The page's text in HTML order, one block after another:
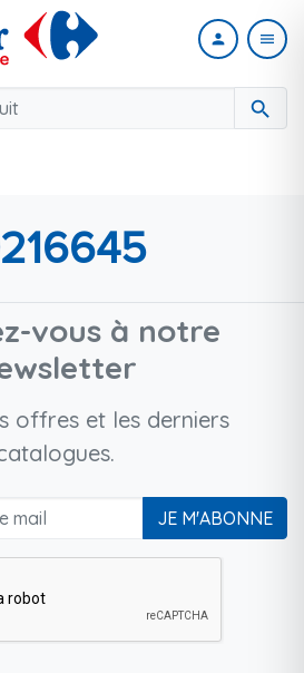
search
person menu
vous à notre
offres et les derniers
JE M'ABONNE